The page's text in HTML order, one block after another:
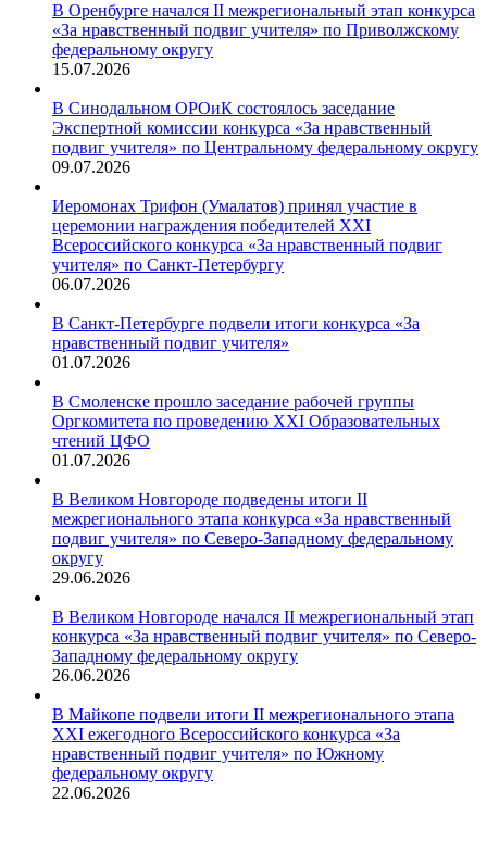
В Оренбурге начался II межрегиональный этап конкурса
«За нравственный подвиг учителя» по Приволжскому
федеральному округу
15.07.2026
В Синодальном ОРОиК состоялось заседание
Экспертной комиссии конкурса «За нравственный
подвиг учителя» по Центральному федеральному округу
09.07.2026
Иеромонах Трифон (Умалатов) принял участие в
церемонии награждения победителей XXI
Всероссийского конкурса «За нравственный подвиг
учителя» по Санкт-Петербургу
06.07.2026
В Санкт-Петербурге подвели итоги конкурса «За
нравственный подвиг учителя»
01.07.2026
В Смоленске прошло заседание рабочей группы
Оргкомитета по проведению XXI Образовательных
чтений ЦФО
01.07.2026
В Великом Новгороде подведены итоги II
межрегионального этапа конкурса «За нравственный
подвиг учителя» по Северо-Западному федеральному
округу
29.06.2026
В Великом Новгороде начался II межрегиональный этап
конкурса «За нравственный подвиг учителя» по Северо-
Западному федеральному округу
26.06.2026
В Майкопе подвели итоги II межрегионального этапа
XXI ежегодного Всероссийского конкурса «За
нравственный подвиг учителя» по Южному
федеральному округу
22.06.2026